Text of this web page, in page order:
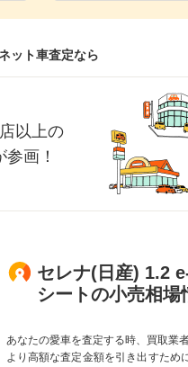
ット車査定なら
以上の
画！
セレナ(日産) 1.2
シートの小売相場
あなたの愛車を査定する時、買取業
より高額な査定金額を引き出すため